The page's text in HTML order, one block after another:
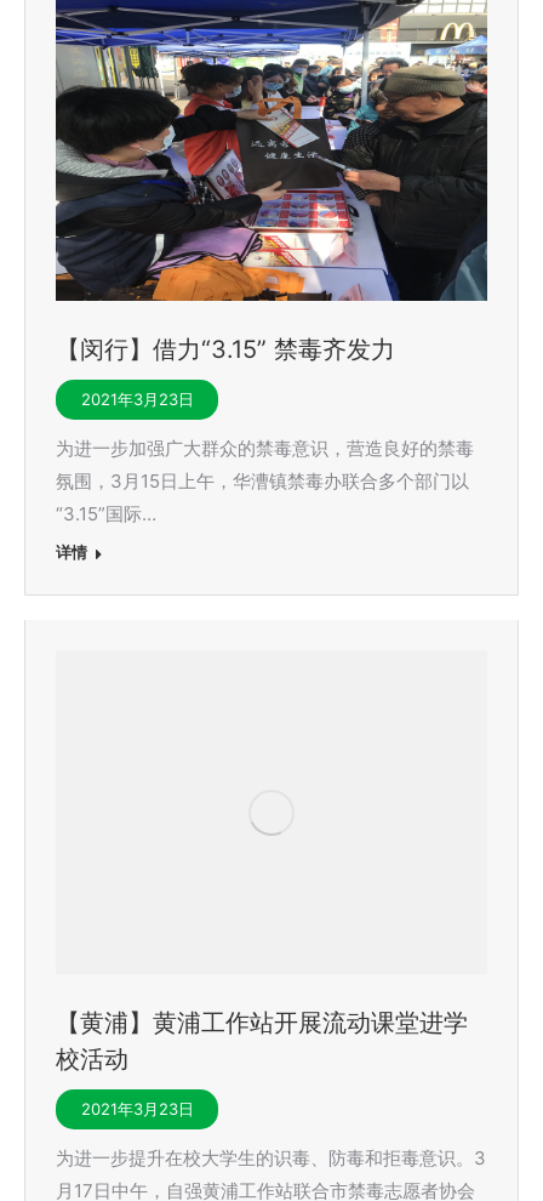
【闵行】借力“3.15” 禁毒齐发力
2021年3月23日
为进一步加强广大群众的禁毒意识，营造良好的禁毒
氛围，3月15日上午，华漕镇禁毒办联合多个部门以
“3.15”国际…
详情
【黄浦】黄浦工作站开展流动课堂进学
校活动
2021年3月23日
为进一步提升在校大学生的识毒、防毒和拒毒意识。3
月17日中午，自强黄浦工作站联合市禁毒志愿者协会